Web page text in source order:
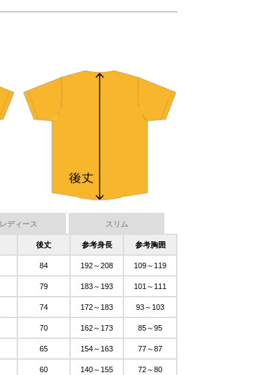
レディース スリム
後丈 参考身長 参考胸囲
84 192～208 109～119
79 183～193 101～111
74 172～183 93～103
70 162～173 85～95
65 154～163 77～87
60 140～155 72～80